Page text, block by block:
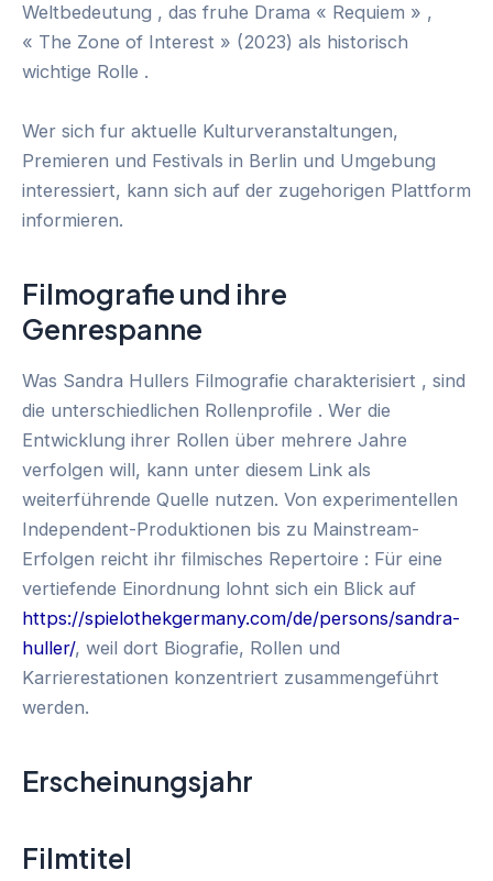
Weltbedeutung , das fruhe Drama « Requiem » ,
« The Zone of Interest » (2023) als historisch
wichtige Rolle .
Wer sich fur aktuelle Kulturveranstaltungen,
Premieren und Festivals in Berlin und Umgebung
interessiert, kann sich auf der zugehorigen Plattform
informieren.
Filmografie und ihre
Genrespanne
Was Sandra Hullers Filmografie charakterisiert , sind
die unterschiedlichen Rollenprofile . Wer die
Entwicklung ihrer Rollen über mehrere Jahre
verfolgen will, kann unter diesem Link als
weiterführende Quelle nutzen. Von experimentellen
Independent-Produktionen bis zu Mainstream-
Erfolgen reicht ihr filmisches Repertoire : Für eine
vertiefende Einordnung lohnt sich ein Blick auf
https://spielothekgermany.com/de/persons/sandra-
huller/, weil dort Biografie, Rollen und
Karrierestationen konzentriert zusammengeführt
werden.
Erscheinungsjahr
Filmtitel